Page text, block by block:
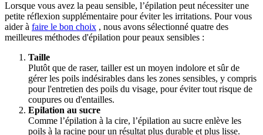
Lorsque vous avez la peau sensible, l’épilation peut nécessiter une
petite réflexion supplémentaire pour éviter les irritations. Pour vous
aider à faire le bon choix , nous avons sélectionné quatre des
meilleures méthodes d'épilation pour peaux sensibles :
Taille
Plutôt que de raser, tailler est un moyen indolore et sûr de
gérer les poils indésirables dans les zones sensibles, y compris
pour l'entretien des poils du visage, pour éviter tout risque de
coupures ou d'entailles.
Epilation au sucre
Comme l’épilation à la cire, l’épilation au sucre enlève les
poils à la racine pour un résultat plus durable et plus lisse.